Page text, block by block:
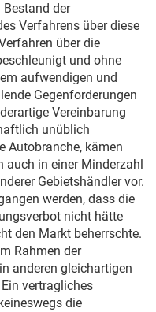
der
Verfahrens über diese
über die
und ohne
aufwendigen und
Gegenforderungen
Vereinbarung
unüblich
Autobranche, kämen
auch in einer Minderzahl
Gebietshändler vor.
werden, dass die
nicht hätte
den Markt beherrschte.
Rahmen der
anderen gleichartigen
vertragliches
die